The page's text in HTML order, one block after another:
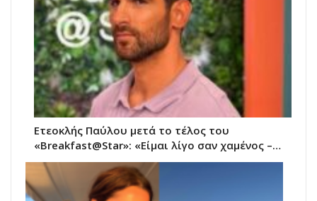
Ετεοκλής Παύλου μετά το τέλος του
«Breakfast@Star»: «Είμαι λίγο σαν χαμένος –…